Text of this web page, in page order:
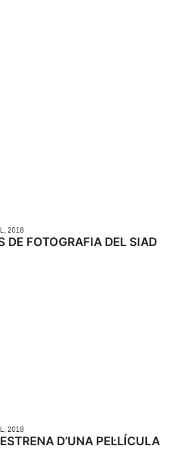
2018
DE FOTOGRAFIA DEL SIAD
2018
D’UNA PEL·LÍCULA